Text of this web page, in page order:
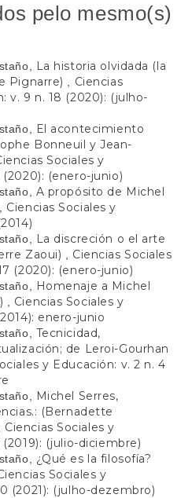
pelo mesmo(s)
La historia olvidada (la
Pignarre)
Ciencias
v. 9 n. 18 (2020): (julho-
El acontecimiento
Bonneuil y Jean-
Sociales y
(2020): (enero-junio)
A propósito de Michel
Ciencias Sociales y
La discreción o el arte
Zaoui)
Ciencias Sociales
(2020): (enero-junio)
Homenaje a Michel
Ciencias Sociales y
enero-junio
Tecnicidad,
de Leroi-Gourhan
y Educación: v. 2 n. 4
Michel Serres,
(Bernadette
Ciencias Sociales y
(2019): (julio-diciembre)
¿Qué es la filosofía?
Sociales y
(2021): (julho-dezembro)